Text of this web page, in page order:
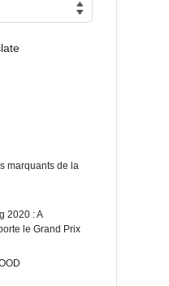
marquants de la
2020 : A
le Grand Prix